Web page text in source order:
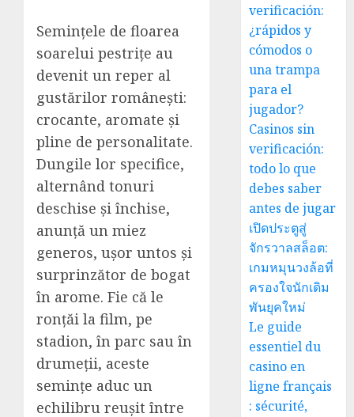
Semințele de floarea
soarelui pestrițe au
devenit un reper al
gustărilor românești:
crocante, aromate și
pline de personalitate.
Dungile lor specifice,
alternând tonuri
deschise și închise,
anunță un miez
generos, ușor untos și
surprinzător de bogat
în arome. Fie că le
ronțăi la film, pe
stadion, în parc sau în
drumeții, aceste
semințe aduc un
echilibru reușit între
verificación:
¿rápidos y
cómodos o
una trampa
para el
jugador?
Casinos sin
verificación:
todo lo que
debes saber
antes de jugar
เปิดประตูสู่
จักรวาลสล็อต:
เกมหมุนวงล้อที่
ครองใจนักเดิม
พันยุคใหม่
Le guide
essentiel du
casino en
ligne français
: sécurité,